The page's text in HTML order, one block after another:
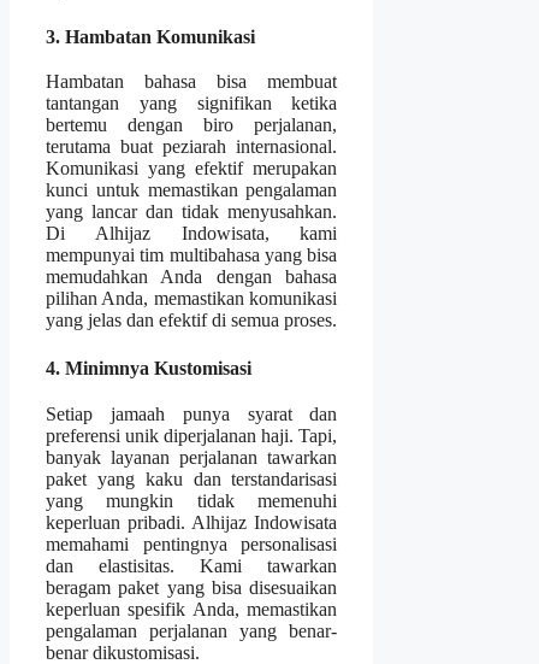
3. Hambatan Komunikasi
Hambatan bahasa bisa membuat
tantangan yang signifikan ketika
bertemu dengan biro perjalanan,
terutama buat peziarah internasional.
Komunikasi yang efektif merupakan
kunci untuk memastikan pengalaman
yang lancar dan tidak menyusahkan.
Di Alhijaz Indowisata, kami
mempunyai tim multibahasa yang bisa
memudahkan Anda dengan bahasa
pilihan Anda, memastikan komunikasi
yang jelas dan efektif di semua proses.
4. Minimnya Kustomisasi
Setiap jamaah punya syarat dan
preferensi unik diperjalanan haji. Tapi,
banyak layanan perjalanan tawarkan
paket yang kaku dan terstandarisasi
yang mungkin tidak memenuhi
keperluan pribadi. Alhijaz Indowisata
memahami pentingnya personalisasi
dan elastisitas. Kami tawarkan
beragam paket yang bisa disesuaikan
keperluan spesifik Anda, memastikan
pengalaman perjalanan yang benar-
benar dikustomisasi.